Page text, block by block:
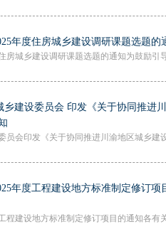
年度住房城乡建设调研课题选题的
房城乡建设调研课题选题的通知为鼓励引
建设委员会 印发《关于协同推进
员会印发《关于协同推进川渝地区城乡建
年度工程建设地方标准制定修订项
程建设地方标准制定修订项目的通知各有